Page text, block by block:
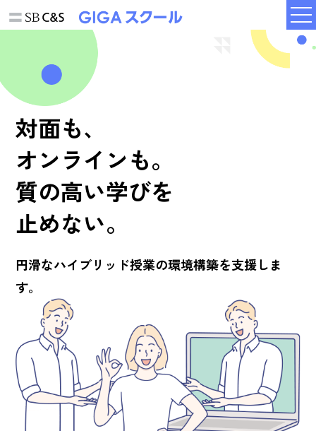
対面も、
オンラインも。
質の高い学びを
止めない。
円滑なハイブリッド授業の環境構築を支援しま
す。